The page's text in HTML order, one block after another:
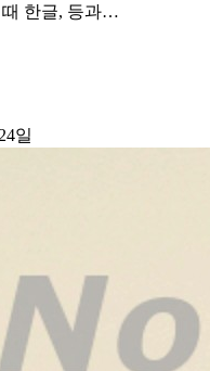
때 한글, 등과…
일